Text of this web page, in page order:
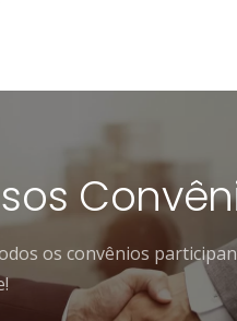
os convênios